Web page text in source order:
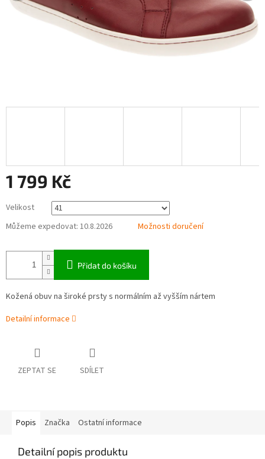
1 799 Kč
cena:
Velikost
Můžeme expedovat: 10.8.2026 Možnosti doručení
Přidat do košíku
Kožená obuv na široké prsty s normálním až vyšším nártem
Detailní informace
ZEPTAT SE SDÍLET
Popis Značka Ostatní informace
Detailní popis produktu